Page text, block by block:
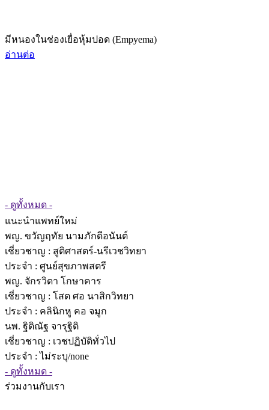
มีหนองในช่องเยื่อหุ้มปอด (Empyema)
อ่านต่อ
- ดูทั้งหมด -
แนะนำแพทย์ใหม่
พญ. ขวัญฤทัย นามภักดีอนันต์
เชี่ยวชาญ : สูติศาสตร์-นรีเวชวิทยา
ประจำ : ศูนย์สุขภาพสตรี
พญ. จักรวิดา โกษาคาร
เชี่ยวชาญ : โสต ศอ นาสิกวิทยา
ประจำ : คลินิกหู คอ จมูก
นพ. ฐิติณัฐ จารุฐิติ
เชี่ยวชาญ : เวชปฏิบัติทั่วไป
ประจำ : ไม่ระบุ/none
- ดูทั้งหมด -
ร่วมงานกับเรา